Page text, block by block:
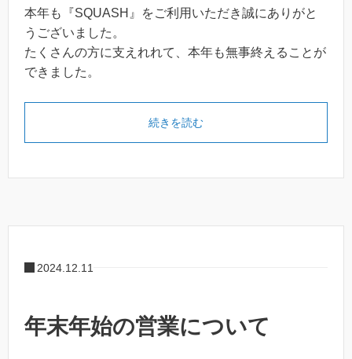
本年も『SQUASH』をご利用いただき誠にありがと
うございました。
たくさんの方に支えれれて、本年も無事終えることが
できました。
続きを読む
2024.12.11
年末年始の営業について